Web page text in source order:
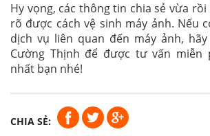
Hy vọng, các thông tin chia sẻ vừa
rõ được cách vệ sinh máy ảnh. Nếu
dịch vụ liên quan đến máy ảnh,
Cường Thịnh để được tư vấn miễn
nhất bạn nhé!
CHIA SẺ: